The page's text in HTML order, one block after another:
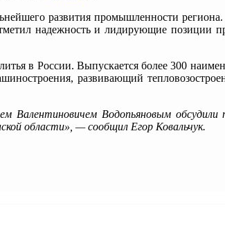
развития промышленности
надежность и лидирующие позиции
в России. Выпускается более 300
развивающий
Водопьяновым обсудили
области», — сообщил Егор Ковальчук.